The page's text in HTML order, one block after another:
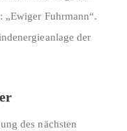
„Ewiger Fuhrmann“.
der
des nächsten